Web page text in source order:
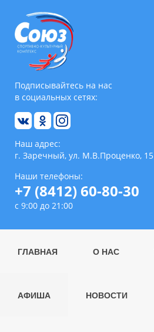
Подписывайтесь на нас
в социальных сетях:
Наш адрес:
г. Заречный, ул. М.В.Проценко, 15
Наши телефоны:
+7 (8412) 60-80-30
с 9:00 до 21:00
ГЛАВНАЯ О НАС
АФИША НОВОСТИ